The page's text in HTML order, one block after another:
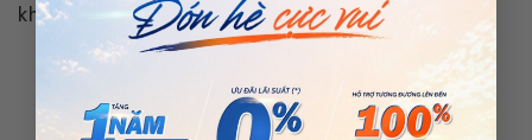
khắc phục vấn đề.